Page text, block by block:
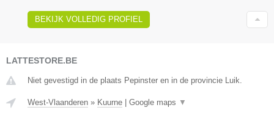
BEKIJK VOLLEDIG PROFIEL
LATTESTORE.BE
Niet gevestigd in de plaats Pepinster en in de provincie Luik.
West-Vlaanderen » Kuurne Google maps ▼